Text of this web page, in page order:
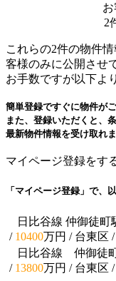
2
これらの2件の物件情
客様のみに公開させ
お手数ですが以下よ
簡単登録ですぐに物件が
また、登録いただくと、
最新物件情報を受け取れま
マイページ登録をす
「マイページ登録」で、
日比谷線 仲御徒町
/ 10400万円 / 台東区
日比谷線 仲御徒
/ 13800万円 / 台東区